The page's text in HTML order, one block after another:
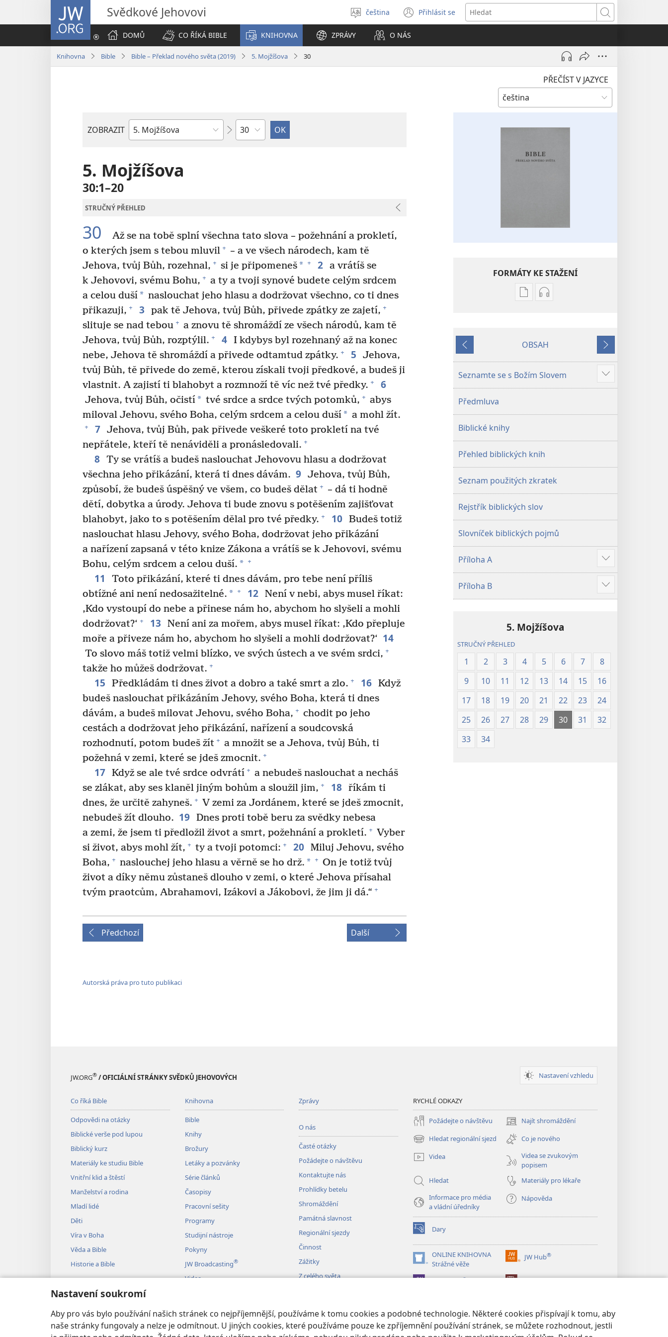
Nastavení soukromí
Aby pro vás bylo používání našich stránek co nejpříjemnější, používáme k tomu cookies a podobné technologie. Některé cookies přispívají k tomu, aby
naše stránky fungovaly a nelze je odmítnout. U jiných cookies, které používáme pouze ke zpříjemnění používání stránek, se můžete rozhodnout, jestli
JW.ORG Svědkové Jehovovi
Vybrat
jazyk
čeština Přihlásit se
(otevřeno
nové
Hledat
DOMŮ
CO ŘÍKÁ BIBLE KNIHOVNA ZPRÁVY O NÁS
Knihovna Bible Bible – Překlad nového světa (2019) 5. Mojžíšova 30
PŘEČÍST V JAZYCE
ZOBRAZIT
Biblická
Kapitola
5. Mojžíšova
30:1–20
STRUČNÝ PŘEHLED
30
Až se na tobě splní všechna tato slova – požehnání a prokletí,
o kterých jsem s tebou mluvil + – a ve všech národech, kam tě
Jehova, tvůj Bůh, rozehnal, + si je připomeneš* + 2 a vrátíš se
k Jehovovi, svému Bohu, + a ty a tvoji synové budete celým srdcem
a celou duší* naslouchat jeho hlasu a dodržovat všechno, co ti dnes
přikazuji, + 3 pak tě Jehova, tvůj Bůh, přivede zpátky ze zajetí, +
slituje se nad tebou + a znovu tě shromáždí ze všech národů, kam tě
Jehova, tvůj Bůh, rozptýlil. + 4 I kdybys byl rozehnaný až na konec
nebe, Jehova tě shromáždí a přivede odtamtud zpátky. + 5
Jehova,
tvůj Bůh, tě přivede do země, kterou získali tvoji předkové, a budeš ji
vlastnit. A zajistí ti blahobyt a rozmnoží tě víc než tvé předky. + 6
Jehova, tvůj Bůh, očistí* tvé srdce a srdce tvých potomků, + abys
miloval Jehovu, svého Boha, celým srdcem a celou duší* a mohl žít.
+ 7 Jehova, tvůj Bůh, pak přivede veškeré toto prokletí na tvé
nepřátele, kteří tě nenáviděli a pronásledovali. +
8 Ty se vrátíš a budeš naslouchat Jehovovu hlasu a dodržovat
všechna jeho přikázání, která ti dnes dávám. 9 Jehova, tvůj Bůh,
způsobí, že budeš úspěšný ve všem, co budeš dělat + – dá ti hodně
dětí, dobytka a úrody. Jehova ti bude znovu s potěšením zajišťovat
blahobyt, jako to s potěšením dělal pro tvé předky. + 10 Budeš totiž
naslouchat hlasu Jehovy, svého Boha, dodržovat jeho přikázání
a nařízení zapsaná v této knize Zákona a vrátíš se k Jehovovi, svému
Bohu, celým srdcem a celou duší. * +
11
Toto přikázání, které ti dnes dávám, pro tebe není příliš
obtížné ani není nedosažitelné. * + 12 Není v nebi, abys musel říkat:
‚Kdo vystoupí do nebe a přinese nám ho, abychom ho slyšeli a mohli
dodržovat?‘ + 13
Není ani za mořem, abys musel říkat: ‚Kdo přepluje
moře a přiveze nám ho, abychom ho slyšeli a mohli dodržovat?‘ 14
To slovo máš totiž velmi blízko, ve svých ústech a ve svém srdci, +
takže ho můžeš dodržovat. +
15 Předkládám ti dnes život a dobro a také smrt a zlo. + 16 Když
budeš naslouchat přikázáním Jehovy, svého Boha, která ti dnes
dávám, a budeš milovat Jehovu, svého Boha, + chodit po jeho
cestách a dodržovat jeho přikázání, nařízení a soudcovská
rozhodnutí, potom budeš žít + a množit se a Jehova, tvůj Bůh, ti
požehná v zemi, které se jdeš zmocnit. +
17 Když se ale tvé srdce odvrátí + a nebudeš naslouchat a necháš
se zlákat, aby ses klaněl jiným bohům a sloužil jim, + 18 říkám ti
dnes, že určitě zahyneš. + V zemi za Jordánem, které se jdeš zmocnit,
nebudeš žít dlouho. 19 Dnes proti tobě beru za svědky nebesa
a zemi, že jsem ti předložil život a smrt, požehnání a prokletí. + Vyber
si život, abys mohl žít, + ty a tvoji potomci: + 20 Miluj Jehovu, svého
Boha, + naslouchej jeho hlasu a věrně se ho drž. * + On je totiž tvůj
život a díky němu zůstaneš dlouho v zemi, o které Jehova přísahal
tvým praotcům, Abrahamovi, Izákovi a Jákobovi, že jim ji dá.“ +
Předchozí Další
Autorská práva pro tuto publikaci
FORMÁTY KE STAŽENÍ
Formáty
Bible –
nového
světa
Formáty
Bible –
nového
světa
Předchozí
OBSAH
Další
Seznamte se s Božím Slovem
Ukázat
více
Předmluva
Biblické knihy
Přehled biblických knih
Seznam použitých zkratek
Rejstřík biblických slov
Slovníček biblických pojmů
Příloha A
Ukázat
více
Příloha B
Ukázat
více
5. Mojžíšova
STRUČNÝ PŘEHLED
1 2 3 4 5 6 7
8
9
10 11 12 13 14 15
16
17
18 19 20 21 22 23
24
25
26 27 28 29 30 31
32
33
34
JW.ORG® / OFICIÁLNÍ STRÁNKY SVĚDKŮ JEHOVOVÝCH Nastavení vzhledu
Co říká Bible
Odpovědi na otázky
Biblické verše pod lupou
Biblický kurz
Materiály ke studiu Bible
Vnitřní klid a štěstí
Manželství a rodina
Mladí lidé
Děti
Víra v Boha
Věda a Bible
Historie a Bible
Knihovna
Bible
Knihy
Brožury
Letáky a pozvánky
Série článků
Časopisy
Pracovní sešity
Programy
Studijní nástroje
Pokyny
JW Broadcasting®
Videa
Dramatizované čtení Bible
Zprávy
O nás
Časté otázky
Požádejte o návštěvu
Kontaktujte nás
Prohlídky betelu
Shromáždění
Památná slavnost
Regionální sjezdy
Činnost
Zážitky
Z celého světa
RYCHLÉ ODKAZY
Požádejte o návštěvu Najít shromáždění
(otevřeno
nové
okno)
Hledat regionální sjezd
(otevřeno
nové
okno)
Co je nového
Videa
Videa se zvukovým
popisem
Hledat
Materiály pro lékaře
Informace pro média
a vládní úředníky
Nápověda
Dary
(otevřeno
nové
okno)
ONLINE KNIHOVNA
Strážné věže
(otevřeno
nové
JW Hub®
(otevřeno
okno)
®